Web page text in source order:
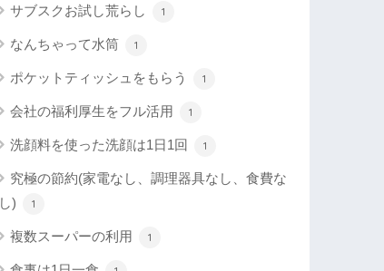
サブスクお試し荒らし 1
なんちゃって水筒 1
ポケットティッシュをもらう 1
会社の福利厚生をフル活用 1
洗顔料を使った洗顔は1日1回 1
究極の節約(家電なし、調理器具なし、食費な
し)
1
複数スーパーの利用 1